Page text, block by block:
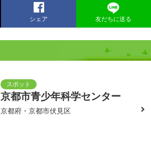
シェア 友だちに送る
京都市青少年科学センター
京都府・京都市伏見区